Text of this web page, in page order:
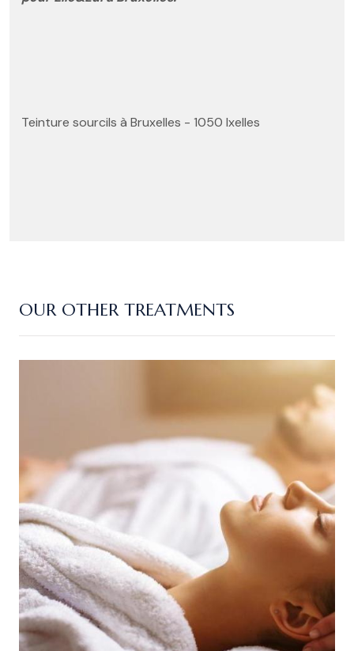
Teinture sourcils à Bruxelles - 1050 Ixelles
OUR OTHER TREATMENTS